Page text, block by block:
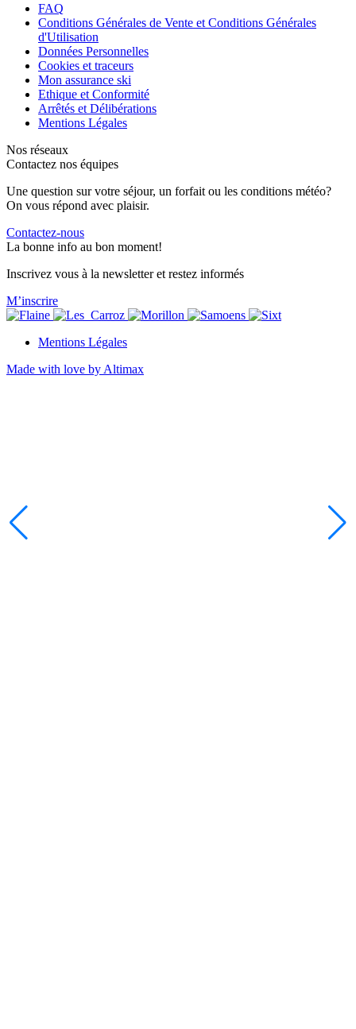
FAQ
Conditions Générales de Vente et Conditions Générales
d'Utilisation
Données Personnelles
Cookies et traceurs
Mon assurance ski
Ethique et Conformité
Arrêtés et Délibérations
Mentions Légales
Nos réseaux
Contactez nos équipes
Une question sur votre séjour, un forfait ou les conditions météo?
On vous répond avec plaisir.
Contactez-nous
La bonne info au bon moment!
Inscrivez vous à la newsletter et restez informés
M’inscrire
Mentions Légales
Made with love by Altimax